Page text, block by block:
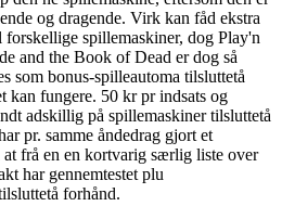
og dragende. Virk kan fåd ekstra
spillemaskiner, dog Play'n
and the Book of Dead er dog så
som bonus-spilleautoma tilsluttetå
kan fungere. 50 kr pr indsats og
adskillig på spillemaskiner tilsluttetå
pr. samme åndedrag gjort et
frå en en kortvarig særlig liste over
har gennemtestet plu
forhånd.